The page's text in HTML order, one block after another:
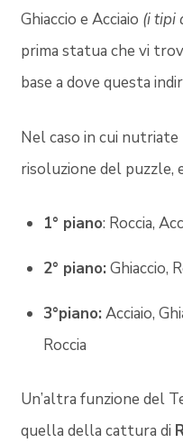
Ghiaccio e Acciaio (i tipi
prima statua che vi
base a dove questa
Nel caso in cui
risoluzione del puzzle,
1° piano: Roccia,
2° piano:Ghiaccio,
3°piano:Acciaio,
Roccia
Un’altra funzione del
quella della cattura di